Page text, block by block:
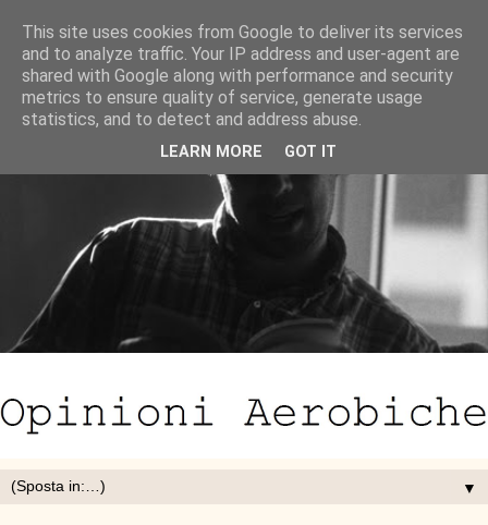
▼
This site uses cookies from Google to deliver its services
and to analyze traffic. Your IP address and user-agent are
shared with Google along with performance and security
metrics to ensure quality of service, generate usage
statistics, and to detect and address abuse.
LEARN MORE GOT IT